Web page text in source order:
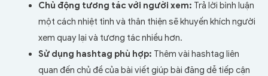
Chủ động tương tác với người xem: Trả lời bình luận
một cách nhiệt tình và thân thiện sẽ khuyến khích người
xem quay lại và tương tác nhiều hơn.
Sử dụng hashtag phù hợp: Thêm vài hashtag liên
quan đến chủ đề của bài viết giúp bài đăng dễ tiếp cận